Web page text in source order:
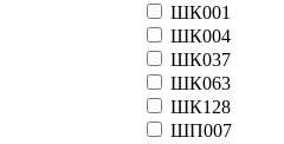
ШК001
ШК004
ШК037
ШК063
ШК128
ШП007